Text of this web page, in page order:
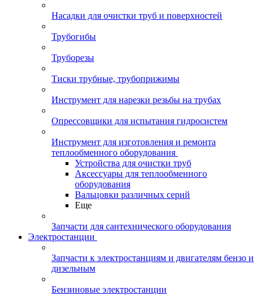
Насадки для очистки труб и поверхностей
Трубогибы
Труборезы
Тиски трубные, трубоприжимы
Инструмент для нарезки резьбы на трубах
Опрессовщики для испытания гидросистем
Инструмент для изготовления и ремонта
теплообменного оборудования
Устройства для очистки труб
Аксессуары для теплообменного
оборудования
Вальцовки различных серий
Еще
Запчасти для сантехнического оборудования
Электростанции
Запчасти к электростанциям и двигателям бензо и
дизельным
Бензиновые электростанции